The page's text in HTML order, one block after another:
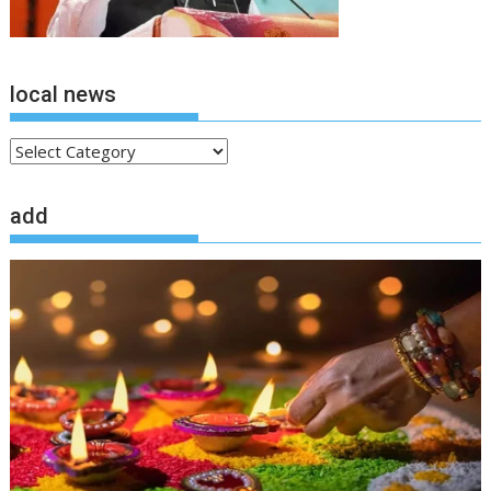
local news
local
add